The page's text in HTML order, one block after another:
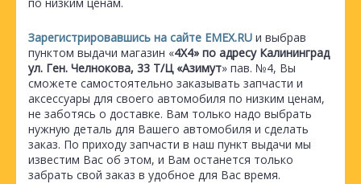
по низким ценам.
Зарегистрировавшись на сайте EMEX.RU и выбрав
пунктом выдачи магазин «4Х4» по адресу Калининград
ул. Ген. Челнокова, 33 Т/Ц «Азимут» пав. №4, Вы
сможете самостоятельно заказывать запчасти и
аксессуары для своего автомобиля по низким ценам,
не заботясь о доставке. Вам только надо выбрать
нужную деталь для Вашего автомобиля и сделать
заказ. По приходу запчасти в наш пункт выдачи мы
известим Вас об этом, и Вам останется только
забрать свой заказ в удобное для Вас время.